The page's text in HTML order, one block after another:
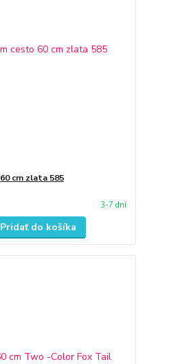
cm zlata 585
3-7 dní
Pridať do košíka